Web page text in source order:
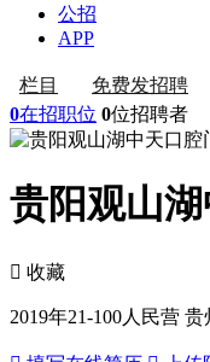
公招
APP
栏目 免费发招聘
0在招职位 0位招聘者
贵阳观山
 收藏
2019年21-100人 民营 贵